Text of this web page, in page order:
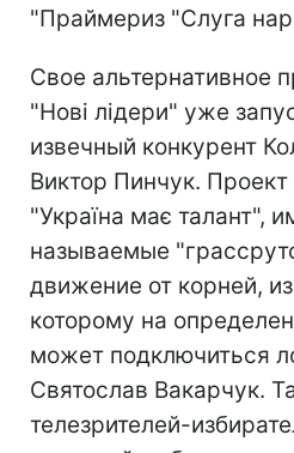
"Праймериз "Слуга
Свое альтернативное
"Нові лідери" уже
извечный конкурент
Виктор Пинчук. Проект
"Україна має талант",
называемые
движение от корней,
которому на
может подключиться
Святослав Вакарчук.
телезрителей-